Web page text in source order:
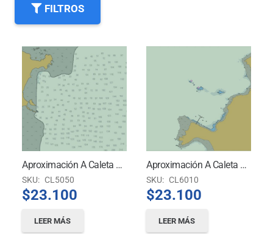
FILTROS
Aproximación A Caleta Michilla
SKU: CL5050
$23.100
LEER MÁS
Aproximación A Caleta Zenteno Y Puerto Punta Totoralillo
SKU: CL6010
$23.100
LEER MÁS